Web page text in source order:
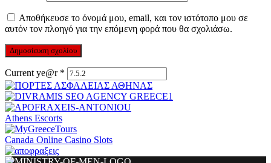
Αποθήκευσε το όνομά μου, email, και τον ιστότοπο μου σε
αυτόν τον πλοηγό για την επόμενη φορά που θα σχολιάσω.
Current ye@r *
Athens Escorts
Canada Online Casino Slots